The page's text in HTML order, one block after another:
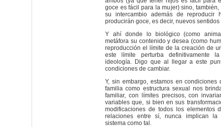
goce es fácil para la mujer) sino,
su intercambio además de reproducir
producirán goce, es decir, nuevos
Y ahí donde lo biológico (como
metáfora su contenido y desea (como
reproducción el límite de la creación de
este límite perturba definitivamente
ideología. Digo que al llegar a este
condiciones de cambiar.
Y, sin embargo, estamos en
familia como estructura sexual nos
familiar, con límites precisos, con
variables que, si bien en sus
modificaciones de todos los elementos
relaciones entre sí, nunca implican la
sistema como tal.